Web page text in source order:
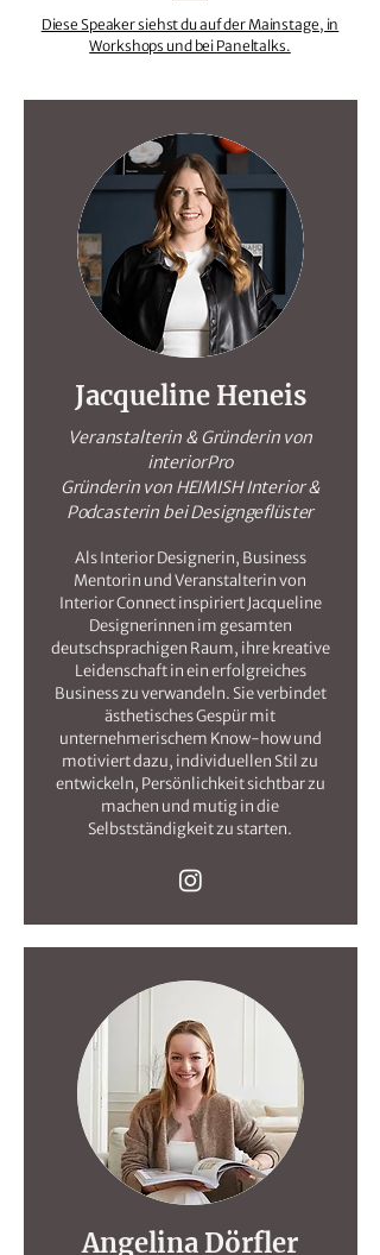
Diese Speaker siehst du auf der Mainstage, in
Workshops und bei Paneltalks.
Jacqueline Heneis
Veranstalterin & Gründerin von
interiorPro
Gründerin von HEIMISH Interior &
Podcasterin bei Designgeflüster
Als Interior Designerin, Business
Mentorin und Veranstalterin von
Interior Connect inspiriert Jacqueline
Designerinnen im gesamten
deutschsprachigen Raum, ihre kreative
Leidenschaft in ein erfolgreiches
Business zu verwandeln. Sie verbindet
ästhetisches Gespür mit
unternehmerischem Know-how und
motiviert dazu, individuellen Stil zu
entwickeln, Persönlichkeit sichtbar zu
machen und mutig in die
Selbstständigkeit zu starten.
Angelina Dörfler